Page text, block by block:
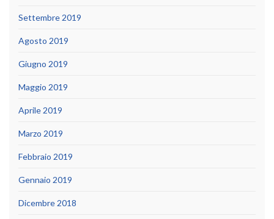
Settembre 2019
Agosto 2019
Giugno 2019
Maggio 2019
Aprile 2019
Marzo 2019
Febbraio 2019
Gennaio 2019
Dicembre 2018